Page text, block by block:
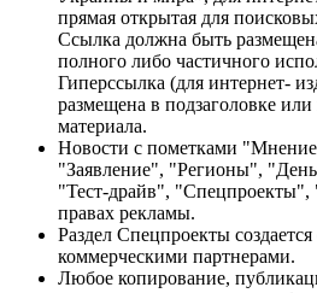
прямая открытая для
Ссылка должна быть
полного либо частичного
Гиперссылка (для интернет-
размещена в подзаголовке
материала.
Новости с пометками
"Заявление", "Регионы",
"Тест-драйв",
правах рекламы.
Раздел Спецпроекты
коммерческими партнерами.
Любое копирование,